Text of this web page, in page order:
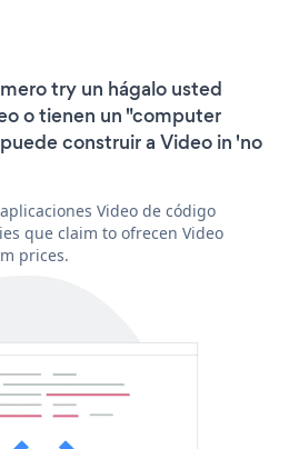
try un hágalo usted
o tienen un "computer
construir a Video in 'no
Video de código
que claim to ofrecen Video
prices.